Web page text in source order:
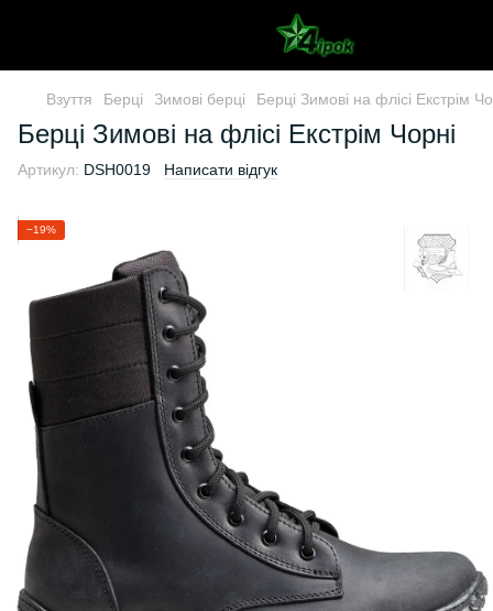
Взуття Берці Зимові берці Берці Зимові на флісі Екстрім
Берці Зимові на флісі Екстрім Чорні
Артикул: DSH0019 Написати відгук
−19%